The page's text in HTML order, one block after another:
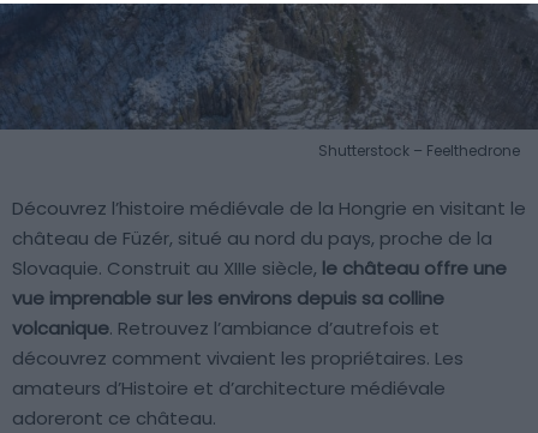
Shutterstock – Feelthedrone
Découvrez l’histoire médiévale de la Hongrie en visitant le
château de Füzér, situé au nord du pays, proche de la
Slovaquie. Construit au XIIIe siècle, le château offre une
vue imprenable sur les environs depuis sa colline
volcanique. Retrouvez l’ambiance d’autrefois et
découvrez comment vivaient les propriétaires. Les
amateurs d’Histoire et d’architecture médiévale
adoreront ce château.